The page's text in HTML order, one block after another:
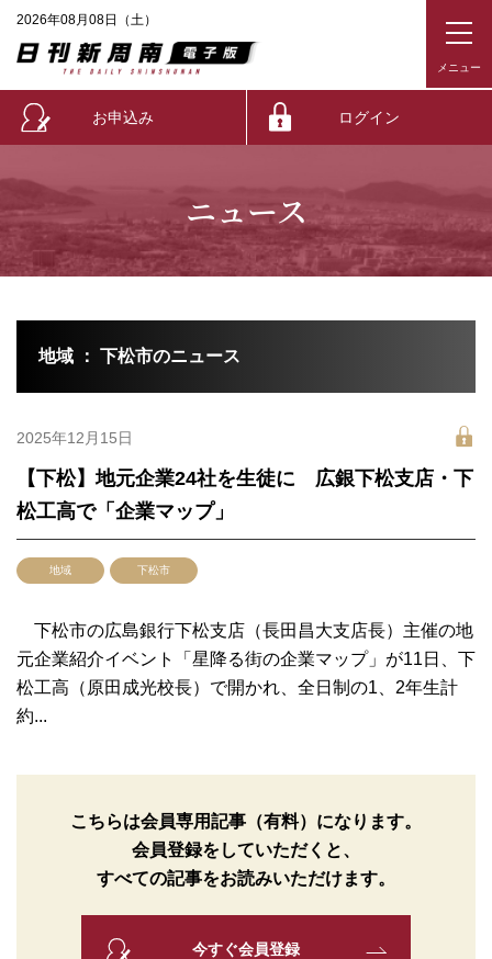
2026年08月08日（土）
お申込み ログイン
ニュース
地域 ： 下松市のニュース
2025年12月15日
【下松】地元企業24社を生徒に 広銀下松支店・下
松工高で「企業マップ」
地域 下松市
下松市の広島銀行下松支店（長田昌大支店長）主催の地
元企業紹介イベント「星降る街の企業マップ」が11日、下
松工高（原田成光校長）で開かれ、全日制の1、2年生計
約...
こちらは会員専用記事（有料）になります。
会員登録をしていただくと、
すべての記事をお読みいただけます。
今すぐ会員登録